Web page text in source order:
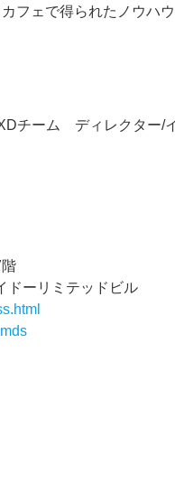
フェで得られたノウハ
チーム ディレクター/
ドーリミテッドビル